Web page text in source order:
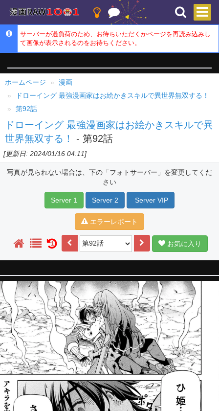
サーバーが過負荷のため、お待ちいただくかページを再読み込みし
て画像が表示されるのをお待ちください。
ホームページ
漫画
ドローイング 最強漫画家はお絵かきスキルで異世界無双する！
第92話
ドローイング 最強漫画家はお絵かきスキルで異
世界無双する！
- 第92話
[更新日: 2024/01/16 04:11]
写真が見られない場合は、下の「フォトサーバー」を変更してくだ
さい
Server 1 Server 2 Server VIP
エラーレポート
1 お気に入り